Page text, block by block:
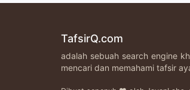
TafsirQ.com
adalah sebuah search engine
mencari dan memahami tafsir